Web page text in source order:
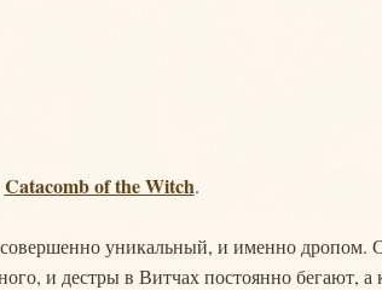
Catacomb of the Witch.
уникальный, и именно дропом.
и дестры в Витчах постоянно бегают, а